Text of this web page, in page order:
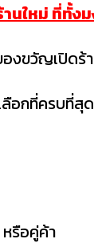
นใหม่ ที่ทั้ง
งขวัญเปิดร้า
อกที่ครบที่สุด
หรือคู่ค้า